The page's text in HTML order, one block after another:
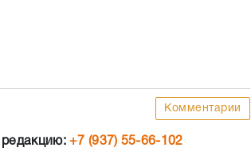
Комментарии
редакцию:+7 (937) 55-66-102